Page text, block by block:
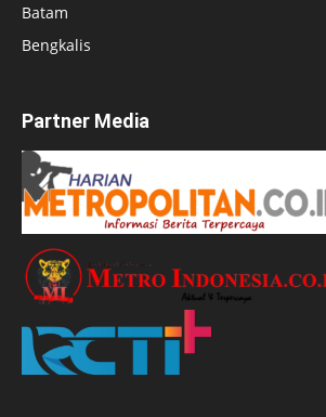
Batam
Bengkalis
Partner Media